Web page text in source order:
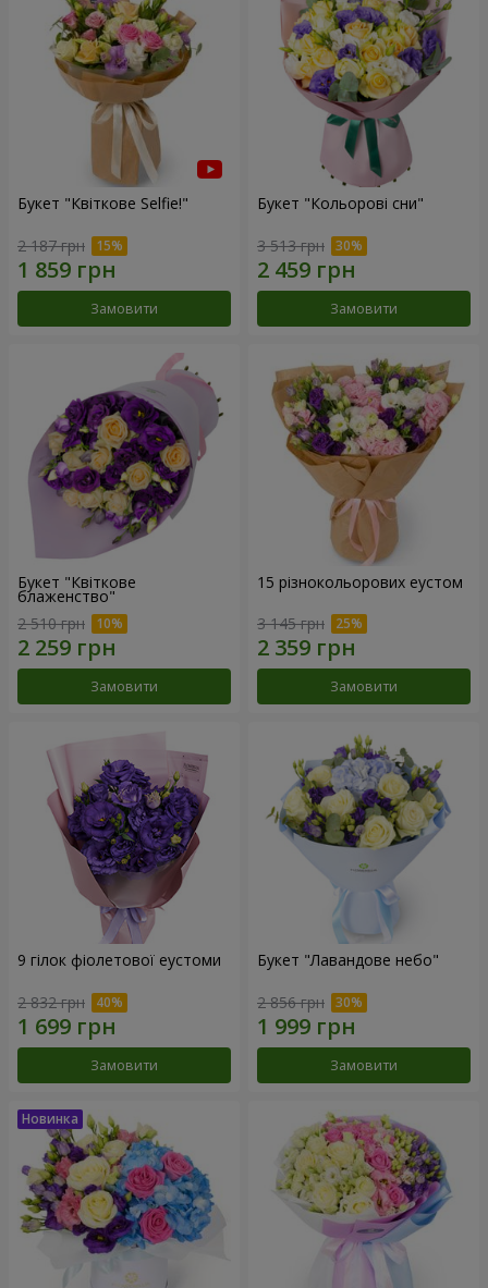
Букет "Квіткове Selfie!"
2 187 грн
Замовити
Букет "Кольорові сни"
3 513 грн
Замовити
Букет "Квіткове
блаженство"
2 510 грн
Замовити
15 різнокольорових еустом
3 145 грн
Замовити
9 гілок фіолетової еустоми
2 832 грн
Замовити
Букет "Лавандове небо"
2 856 грн
Замовити